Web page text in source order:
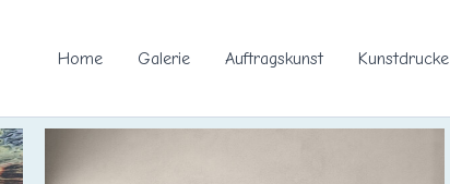
Home Galerie Auftragskunst Kunstdrucke